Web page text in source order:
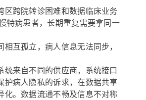
区跨院转诊困难和数据临床业务
特病患者，长期重复需要拿同一
互孤立，病人信息无法同步，
来自不同的供应商，系统接口
护病人隐私的诉求，在数据共享
化。数据流通不畅及信息不对称